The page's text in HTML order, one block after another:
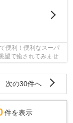
便利！便利なスーパ
望で癒されてみません
次の30件へ
件を表示